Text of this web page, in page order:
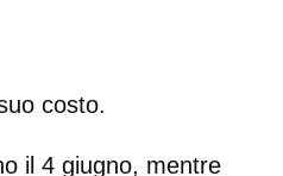
costo.
il 4 giugno, mentre